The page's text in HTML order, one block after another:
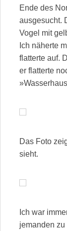
Ende des
ausgesucht.
Vogel mit
Ich näherte
flatterte auf.
er flatterte
Das Foto
sieht.
Ich war
jemanden